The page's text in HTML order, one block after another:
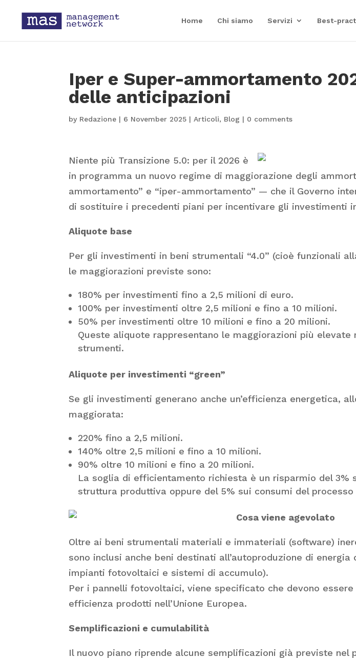
Home Chi siamo Servizi Best-
Iper e Super-ammortamento
delle anticipazioni
by Redazione | 6 November 2025 | Articoli, Blog | 0 comments
Niente più Transizione 5.0: per il 2026 è
in programma un nuovo regime di maggiorazione degli
ammortamento” e “iper-ammortamento” — che il Governo
di sostituire i precedenti piani per incentivare gli investimenti
Aliquote base
Per gli investimenti in beni strumentali “4.0” (cioè funzionali
le maggiorazioni previste sono:
180% per investimenti fino a 2,5 milioni di euro.
100% per investimenti oltre 2,5 milioni e fino a 10 milioni.
50% per investimenti oltre 10 milioni e fino a 20 milioni.
Queste aliquote rappresentano le maggiorazioni più
strumenti.
Aliquote per investimenti “green”
Se gli investimenti generano anche un’efficienza energetica,
maggiorata:
220% fino a 2,5 milioni.
140% oltre 2,5 milioni e fino a 10 milioni.
90% oltre 10 milioni e fino a 20 milioni.
La soglia di efficientamento richiesta è un risparmio del 3%
struttura produttiva oppure del 5% sui consumi del
Cosa viene agevolato
Oltre ai beni strumentali materiali e immateriali (software)
sono inclusi anche beni destinati all’autoproduzione di
impianti fotovoltaici e sistemi di accumulo).
Per i pannelli fotovoltaici, viene specificato che devono
efficienza prodotti nell’Unione Europea.
Semplificazioni e cumulabilità
Il nuovo piano riprende alcune semplificazioni già previste nel